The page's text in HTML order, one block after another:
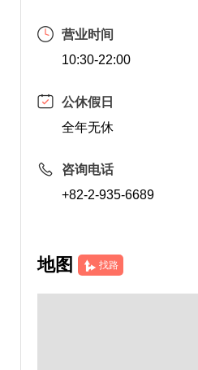
营业时间
10:30-22:00
公休假日
全年无休
咨询电话
+82-2-935-6689
地图 找路